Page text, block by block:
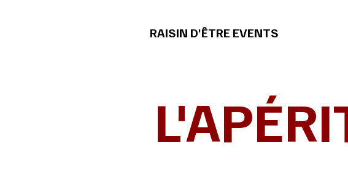
RAISIN D'ÊTRE EVENTS